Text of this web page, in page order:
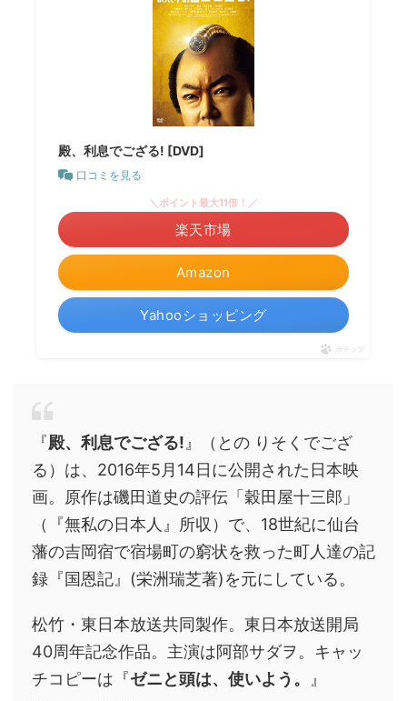
殿、利息でござる! [DVD]
口コミを見る
Amazon
＼ポイント最大11倍！／
楽天市場
Yahooショッピング
ポチップ
『殿、利息でござる! 』（との りそくでござ
る）は、2016年5月14日に公開された日本映
画。原作は磯田道史の評伝「穀田屋十三郎」
（『無私の日本人』所収）で、18世紀に仙台
藩の吉岡宿で宿場町の窮状を救った町人達の記
録『国恩記』(栄洲瑞芝著)を元にしている。
松竹・東日本放送共同製作。東日本放送開局
40周年記念作品。主演は阿部サダヲ。キャッ
チコピーは『ゼニと頭は、使いよう。 』